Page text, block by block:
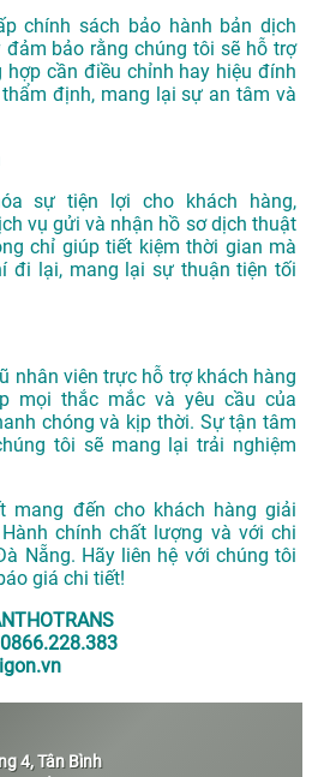
chính sách bảo hành bản dịch
bảo rằng chúng tôi sẽ hỗ trợ
hợp cần điều chỉnh hay hiệu đính
định, mang lại sự an tâm và
sự tiện lợi cho khách hàng,
vụ gửi và nhận hồ sơ dịch thuật
chỉ giúp tiết kiệm thời gian mà
đi lại, mang lại sự thuận tiện tối
nhân viên trực hỗ trợ khách hàng
mọi thắc mắc và yêu cầu của
chóng và kịp thời. Sự tận tâm
tôi sẽ mang lại trải nghiệm
mang đến cho khách hàng giải
chính chất lượng và với chi
Nẵng. Hãy liên hệ với chúng tôi
giá chi tiết!
4, Tân Bình